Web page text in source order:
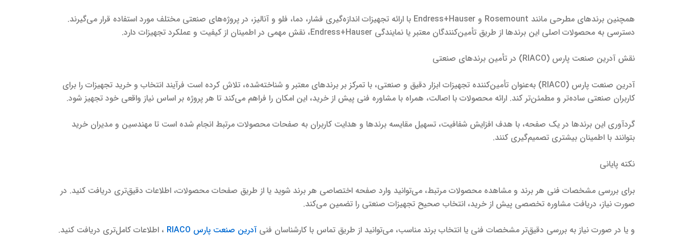
همچنین برندهای مطرحی مانند Rosemount و Endress+Hauser با ارائه تجهیزات اندازه‌گیری فشار، دما، فلو و آنالیز، در پروژه‌های صنعتی مختلف مورد استفاده قرار می‌گیرند.
دسترسی به محصولات اصلی این برندها از طریق تأمین‌کنندگان معتبر یا نمایندگی Endress+Hauser، نقش مهمی در اطمینان از کیفیت و عملکرد تجهیزات دارد.
نقش آدرین صنعت پارس (RIACO) در تأمین برندهای صنعتی
آدرین صنعت پارس (RIACO) به‌عنوان تأمین‌کننده تجهیزات ابزار دقیق و صنعتی، با تمرکز بر برندهای معتبر و شناخته‌شده، تلاش کرده است فرآیند انتخاب و خرید تجهیزات را برای
کاربران صنعتی ساده‌تر و مطمئن‌تر کند. ارائه محصولات با اصالت، همراه با مشاوره فنی پیش از خرید، این امکان را فراهم می‌کند تا هر پروژه بر اساس نیاز واقعی خود تجهیز شود.
گردآوری این برندها در یک صفحه، با هدف افزایش شفافیت، تسهیل مقایسه برندها و هدایت کاربران به صفحات محصولات مرتبط انجام شده است تا مهندسین و مدیران خرید
بتوانند با اطمینان بیشتری تصمیم‌گیری کنند.
نکته پایانی
برای بررسی مشخصات فنی هر برند و مشاهده محصولات مرتبط، می‌توانید وارد صفحه اختصاصی هر برند شوید یا از طریق صفحات محصولات، اطلاعات دقیق‌تری دریافت کنید. در
صورت نیاز، دریافت مشاوره تخصصی پیش از خرید، انتخاب صحیح تجهیزات صنعتی را تضمین می‌کند.
و یا در صورت نیاز به بررسی دقیق‌تر مشخصات فنی یا انتخاب برند مناسب، می‌توانید از طریق تماس با کارشناسان فنیآدرین صنعت پارس RIACO ، اطلاعات کامل‌تری دریافت کنید.